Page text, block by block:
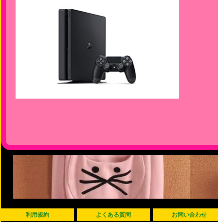
利用規約 よくある質問 お問い合わせ